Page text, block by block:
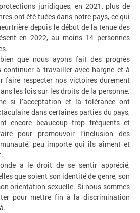
juridiques, en 2021, plus de
ont été tuées dans notre pays, ce qui
depuis le début de la tenue des
en 2022, au moins 14 personnes
que nous ayons fait des progrès
continuer à travailler avec hargne et à
faire respecter nos victoires durement
les lois sur les droits de la personne.
si l’acceptation et la tolérance ont
dans certaines parties du pays,
encore beaucoup trop fréquents et
pour promouvoir l’inclusion des
peu importe qui ils aiment et
a le droit de se sentir apprécié,
que soient son identité de genre, son
orientation sexuelle. Si nous sommes
pour mettre fin à la discrimination